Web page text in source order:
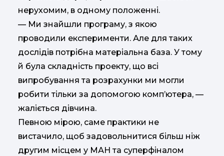
нерухомим, в одному положенні.
— Ми знайшли програму, з якою
проводили експерименти. Але для таких
дослідів потрібна матеріальна база. У тому
й була складність проекту, що всі
випробування та розрахунки ми могли
робити тільки за допомогою комп’ютера, —
жаліється дівчина.
Певною мірою, саме практики не
вистачило, щоб задовольнитися більш ніж
другим місцем у МАН та суперфіналом